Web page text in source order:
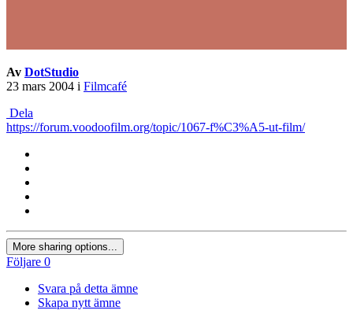
Av DotStudio
23 mars 2004 i Filmcafé
Dela
https://forum.voodoofilm.org/topic/1067-f%C3%A5-ut-film/
More sharing options...
Följare 0
Svara på detta ämne
Skapa nytt ämne